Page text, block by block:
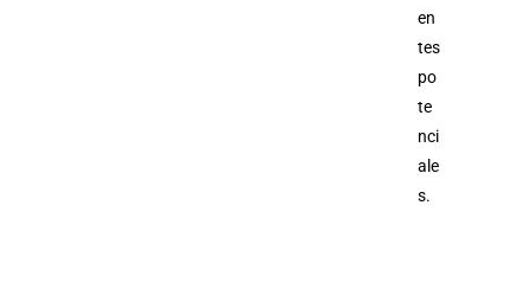
en
tes
po
te
nci
ale
s.